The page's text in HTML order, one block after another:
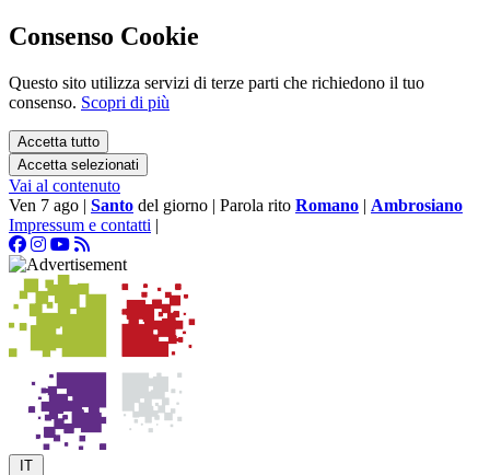
Consenso Cookie
Questo sito utilizza servizi di terze parti che richiedono il tuo
consenso. Scopri di più
Accetta tutto
Accetta selezionati
Vai al contenuto
Ven 7 ago | Santo del giorno | Parola rito Romano | Ambrosiano
Impressum e contatti |
IT